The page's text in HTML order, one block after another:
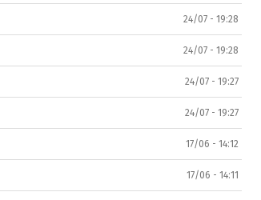
24/07 - 19:28
24/07 - 19:28
24/07 - 19:27
24/07 - 19:27
17/06 - 14:12
17/06 - 14:11